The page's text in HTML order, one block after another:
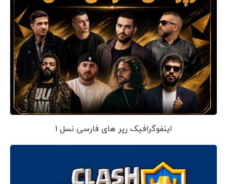
اینفوگرافیک رپر های فارسی نسل 1